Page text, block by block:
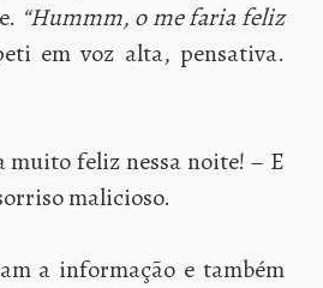
“Hummm, o me faria feliz
em voz alta, pensativa.
muito feliz nessa noite! – E
malicioso.
a informação e também